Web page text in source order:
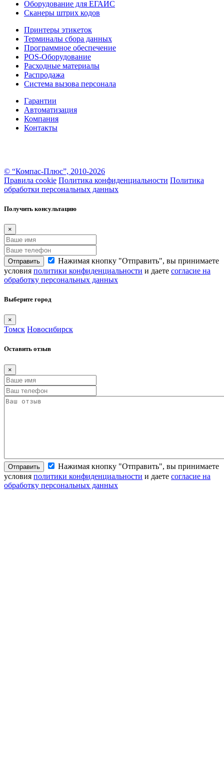
Оборудование для ЕГАИС
Сканеры штрих кодов
Принтеры этикеток
Терминалы сбора данных
Программное обеспечение
POS-Оборудование
Расходные материалы
Распродажа
Система вызова персонала
Гарантии
Автоматизация
Компания
Контакты
© “Компас-Плюс”, 2010-2026
Правила cookie Политика конфиденциальности Политика
обработки персональных данных
Получить консультацию
×
Отправить
Нажимая кнопку "Отправить", вы принимаете
условия политики конфиденциальности и даете согласие на
обработку персональных данных
Выберите город
×
Томск Новосибирск
Оставить отзыв
×
Отправить
Нажимая кнопку "Отправить", вы принимаете
условия политики конфиденциальности и даете согласие на
обработку персональных данных